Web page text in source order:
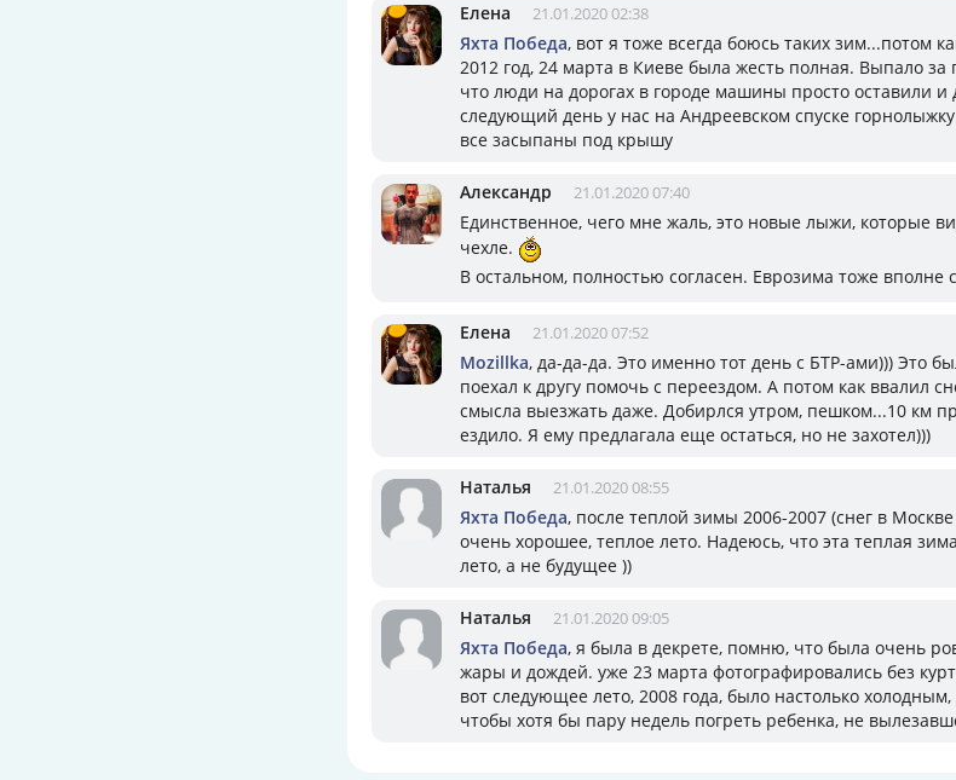
Елена 21.01.2020 02:38
Яхта Победа, вот я тоже всегда боюсь таких зим...потом
2012 год, 24 марта в Киеве была жесть полная. Выпало за
что люди на дорогах в городе машины просто оставили и
следующий день у нас на Андреевском спуске
все засыпаны под крышу
Александр 21.01.2020 07:40
Единственное, чего мне жаль, это новые лыжи, которые
чехле.
В остальном, полностью согласен. Еврозима тоже вполне
Елена 21.01.2020 07:52
Mozillka, да-да-да. Это именно тот день с БТР-ами))) Это
поехал к другу помочь с переездом. А потом как ввалил
смысла выезжать даже. Добирлся утром, пешком...10 км
ездило. Я ему предлагала еще остаться, но не захотел)))
Наталья 21.01.2020 08:55
Яхта Победа, после теплой зимы 2006-2007 (снег в
очень хорошее, теплое лето. Надеюсь, что эта теплая
лето, а не будущее ))
Наталья 21.01.2020 09:05
Яхта Победа, я была в декрете, помню, что была очень
жары и дождей. уже 23 марта фотографировались без
вот следующее лето, 2008 года, было настолько
чтобы хотя бы пару недель погреть ребенка, не